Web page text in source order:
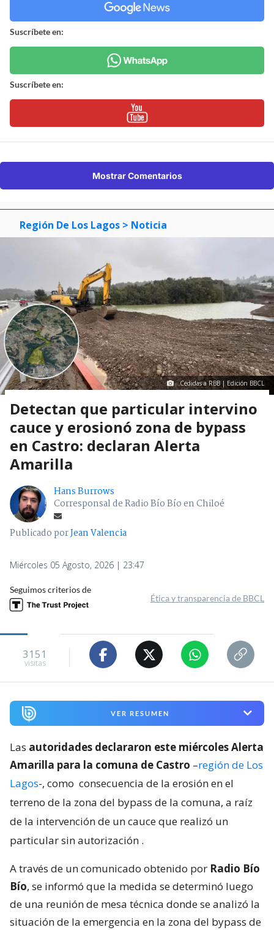
Suscríbete en:
Suscríbete en:
Mostrar Comentarios
Región De Los Lagos > Noticia
Cedidas a RBB | Edición BBCL
Detectan que particular intervino
cauce y erosionó zona de bypass
en Castro: declaran Alerta
Amarilla
Hans Burrows
Corresponsal de Radio Bío Bío en Chiloé
Publicado porJean Valencia
Miércoles 05 Agosto, 2026 | 23:47
Seguimos criterios de
Ética y transparencia de BBCL
3151
visitas
VER RESUMEN
Las autoridades declararon este miércoles Alerta
Amarilla para la comuna de Castro –región de Los
Lagos-, como consecuencia de la erosión en el
terreno de la zona del bypass de la comuna, a raíz
de la intervención de un cauce que realizó un
particular sin autorización .
A través de un comunicado obtenido por Radio Bío
Bío, se informó que la medida se determinó luego
de una reunión de mesa técnica donde se analizó la
situación de la emergencia en la zona del bypass de